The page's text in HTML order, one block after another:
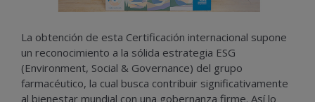
La obtención de esta Certificación internacional supone
un reconocimiento a la sólida estrategia ESG
(Environment, Social & Governance) del grupo
farmacéutico, la cual busca contribuir significativamente
al bienestar mundial con una gobernanza firme. Así lo